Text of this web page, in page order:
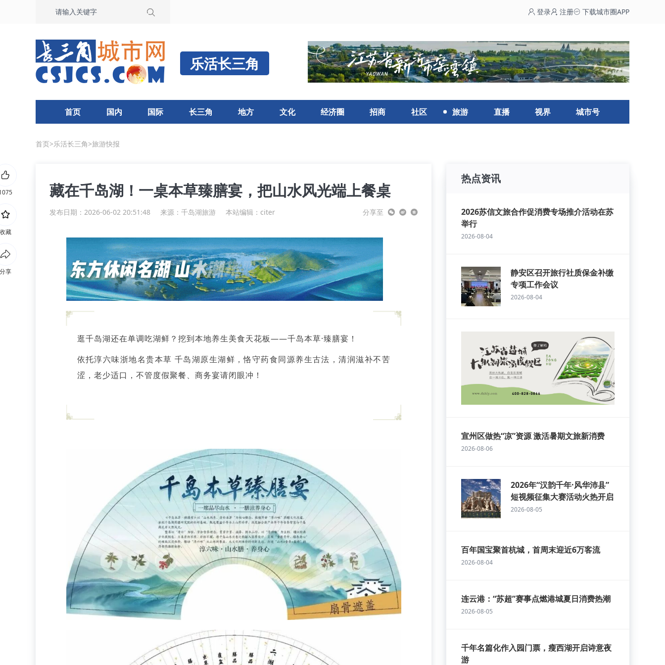
登录 注册 下载城市圈APP
乐活长三角
首页 国内 国际 长三角 地方 文化 经济圈 招商 社区 旅游 直播 视界 城市号
首页>乐活长三角>旅游快报
藏在千岛湖！一桌本草臻膳宴，把山水风光端上餐桌
发布日期：2026-06-02 20:51:48 来源： 千岛湖旅游 本站编辑：citer 分享至
逛千岛湖还在单调吃湖鲜？挖到本地养生美食天花板——千岛本草·臻膳宴！
依托淳六味浙地名贵本草 千岛湖原生湖鲜，恪守药食同源养生古法，清润滋补不苦
涩，老少适口，不管度假聚餐、商务宴请闭眼冲！
热点资讯
2026苏信文旅合作促消费专场推介活动在苏
举行
2026-08-04
静安区召开旅行社质保金补缴
专项工作会议
2026-08-04
宣州区做热“凉”资源 激活暑期文旅新消费
2026-08-06
2026年“汉韵千年·风华沛县”
短视频征集大赛活动火热开启
2026-08-05
百年国宝聚首杭城，首周末迎近6万客流
2026-08-04
连云港：“苏超”赛事点燃港城夏日消费热潮
2026-08-05
千年名篇化作入园门票，瘦西湖开启诗意夜
游
收藏
分享